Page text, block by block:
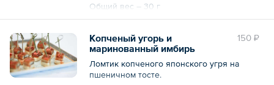
Общий вес – 30 г
150 ₽
Копченый угорь и
маринованный имбирь
Ломтик копченого японского угря на
пшеничном тосте.